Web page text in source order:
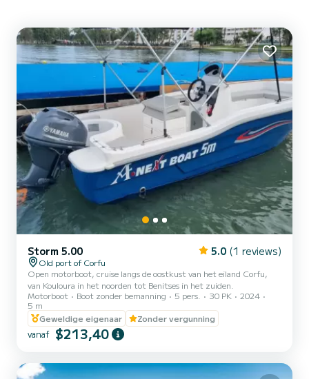
Storm 5.00 5.0 (1 reviews)
Old port of Corfu
Open motorboot, cruise langs de oostkust van het eiland Corfu,
van Kouloura in het noorden tot Benitses in het zuiden.
Motorboot
Boot zonder bemanning 5 pers. 30 PK
2024
5 m
Geweldige eigenaar
Zonder vergunning
vanaf $213,40